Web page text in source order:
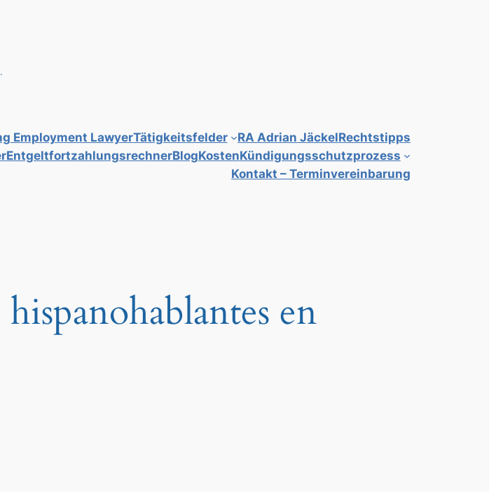
Employment LawyerTätigkeitsfelder RA Adrian JäckelRechtstipps
EntgeltfortzahlungsrechnerBlogKostenKündigungsschutzprozess
Kontakt – Terminvereinbarung
en